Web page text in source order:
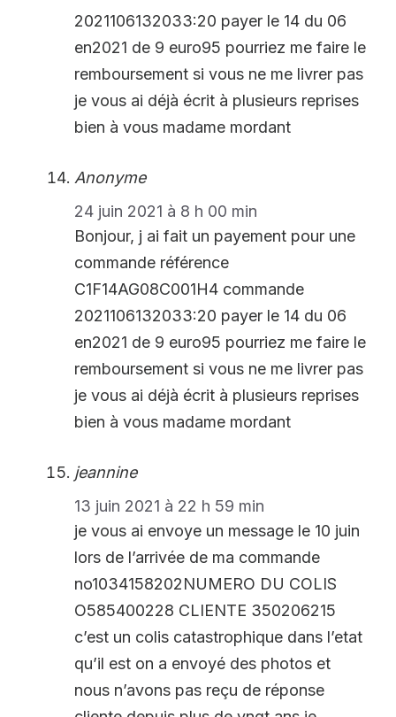
2021106132033:20 payer le 14 du 06
en2021 de 9 euro95 pourriez me faire le
remboursement si vous ne me livrer pas
je vous ai déjà écrit à plusieurs reprises
bien à vous madame mordant
Anonyme
24 juin 2021 à 8 h 00 min
Bonjour, j ai fait un payement pour une
commande référence
C1F14AG08C001H4 commande
2021106132033:20 payer le 14 du 06
en2021 de 9 euro95 pourriez me faire le
remboursement si vous ne me livrer pas
je vous ai déjà écrit à plusieurs reprises
bien à vous madame mordant
jeannine
13 juin 2021 à 22 h 59 min
je vous ai envoye un message le 10 juin
lors de l’arrivée de ma commande
no1034158202NUMERO DU COLIS
O585400228 CLIENTE 350206215
c’est un colis catastrophique dans l’etat
qu’il est on a envoyé des photos et
nous n’avons pas reçu de réponse